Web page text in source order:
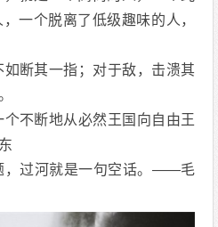
一个脱离了低级趣味的人，
断其一指；对于敌，击溃其
不断地从必然王国向自由王
，过河就是一句空话。——毛